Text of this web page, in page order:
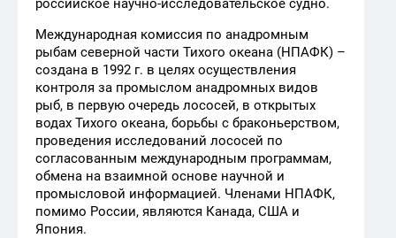
российское научно-исследовательское судно.
Международная комиссия по анадромным
рыбам северной части Тихого океана (НПАФК) –
создана в 1992 г. в целях осуществления
контроля за промыслом анадромных видов
рыб, в первую очередь лососей, в открытых
водах Тихого океана, борьбы с браконьерством,
проведения исследований лососей по
согласованным международным программам,
обмена на взаимной основе научной и
промысловой информацией. Членами НПАФК,
помимо России, являются Канада, США и
Япония.